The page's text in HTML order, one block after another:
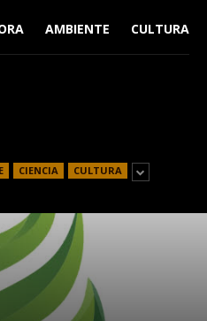
AMBIENTE CULTURA
CIENCIA CULTURA